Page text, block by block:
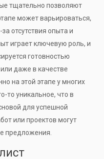
тщательно позволяют
может варьироваться,
отсутствия опыта и
играет ключевую роль, и
готовностью
даже в качестве
на этой этапе у многих
то уникальное, что в
для успешной
или проектов могут
предложения.